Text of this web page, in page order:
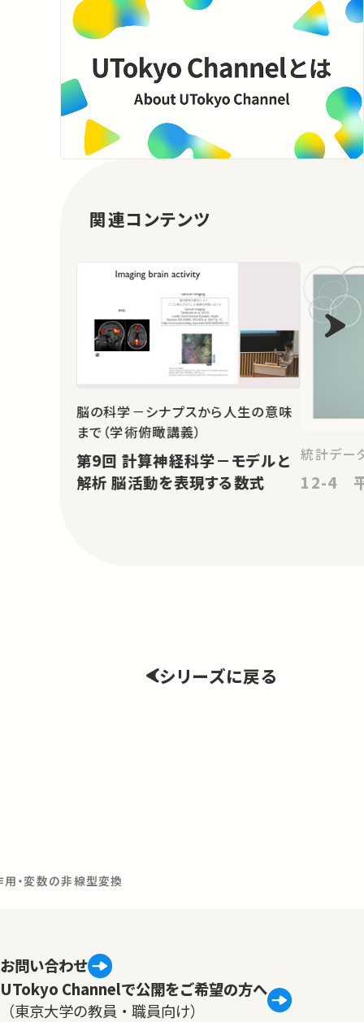
関連コンテンツ
脳の科学－シナプスから人生の意味
まで（学術俯瞰講義）
第9回 計算神経科学－モデルと
解析 脳活動を表現する数式
統計デー
12-4 平
シリーズに戻る
・変数の非線型変換
お問い合わせ
UTokyo Channelで公開をご希望の方へ
（東京大学の教員・職員向け）